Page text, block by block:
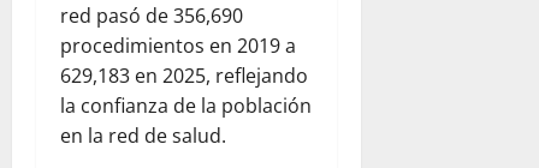
red pasó de 356,690
procedimientos en 2019 a
629,183 en 2025, reflejando
la confianza de la población
en la red de salud.